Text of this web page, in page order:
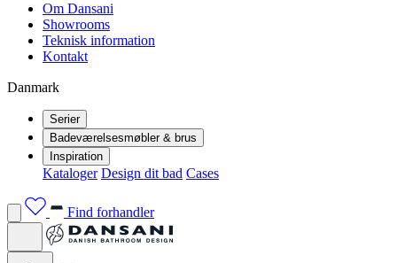
Om Dansani
Showrooms
Teknisk information
Kontakt
Danmark
Serier
Badeværelsesmøbler & brus
Inspiration
Kataloger Design dit bad Cases
Find forhandler